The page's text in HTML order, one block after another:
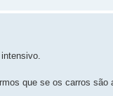
que se os carros